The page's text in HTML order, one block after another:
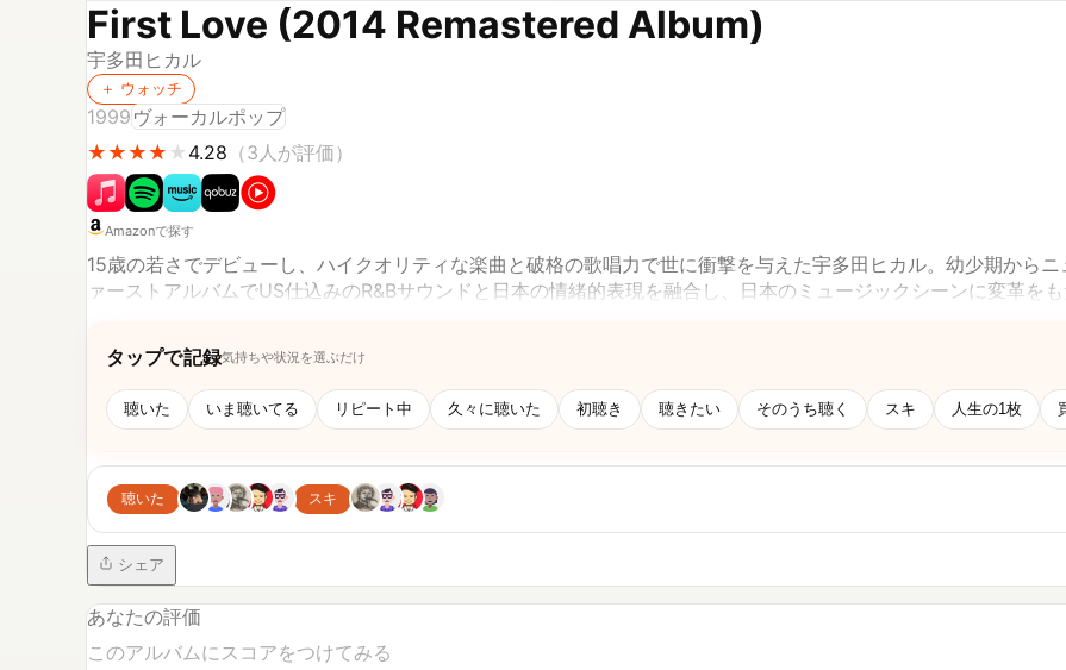
First Love (2014 Remastered Album)
宇多田ヒカル
＋ ウォッチ
1999 ヴォーカルポップ
★
★★
★★
★★
★ ★ 4.28 （3 人が評価）
Amazonで探す
15歳の若さでデビューし、ハイクオリティな楽曲と破格の歌唱力で世に衝撃を与えた宇多田ヒカル。幼少期から
ァーストアルバムでUS仕込みのR&Bサウンドと日本の情緒的表現を融合し、日本のミュージックシーンに変革を
がセンセーショナルで、全世界で1000万枚に迫るセールスを記録し、社会現象を巻き起こした。
タップで記録気持ちや状況を選ぶだけ
聴いた いま聴いてる リピート中 久々に聴いた 初聴き 聴きたい そのうち聴く スキ 人生の1枚
聴いた スキ
シェア
あなたの評価
このアルバムにスコアをつけてみる